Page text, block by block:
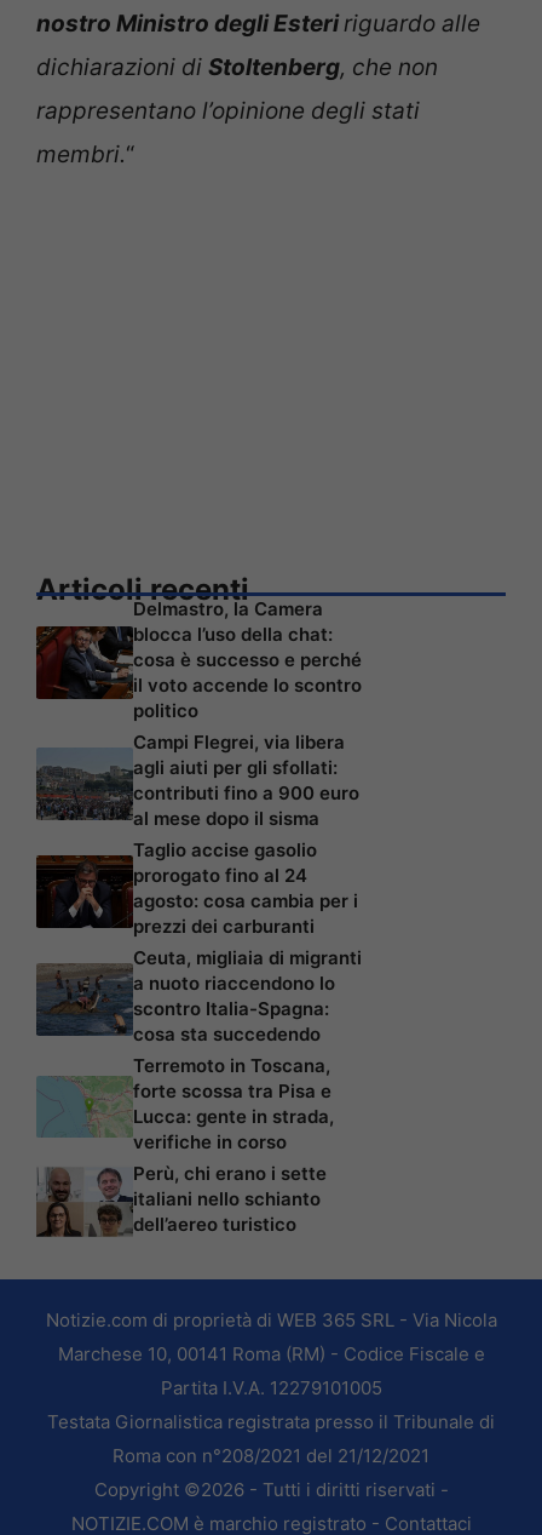
nostro Ministro degli Esteririguardo alle
dichiarazioni di Stoltenberg, che non
rappresentano l’opinione degli stati
membri.“
Articoli recenti
Delmastro, la Camera
blocca l’uso della chat:
cosa è successo e perché
il voto accende lo scontro
politico
Campi Flegrei, via libera
agli aiuti per gli sfollati:
contributi fino a 900 euro
al mese dopo il sisma
Taglio accise gasolio
prorogato fino al 24
agosto: cosa cambia per i
prezzi dei carburanti
Ceuta, migliaia di migranti
a nuoto riaccendono lo
scontro Italia-Spagna:
cosa sta succedendo
Terremoto in Toscana,
forte scossa tra Pisa e
Lucca: gente in strada,
verifiche in corso
Perù, chi erano i sette
italiani nello schianto
dell’aereo turistico
Notizie.com di proprietà di WEB 365 SRL - Via Nicola
Marchese 10, 00141 Roma (RM) - Codice Fiscale e
Partita I.V.A. 12279101005
Testata Giornalistica registrata presso il Tribunale di
Roma con n°208/2021 del 21/12/2021
Copyright ©2026 - Tutti i diritti riservati -
NOTIZIE.COM è marchio registrato - Contattaci